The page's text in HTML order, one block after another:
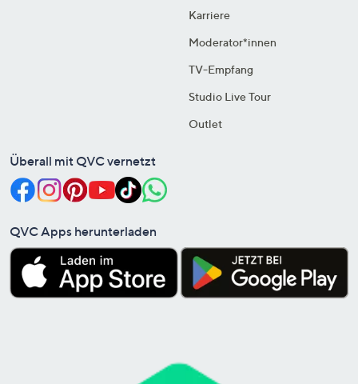
Karriere
Moderator*innen
TV-Empfang
Studio Live Tour
Outlet
Überall mit QVC vernetzt
QVC Apps herunterladen